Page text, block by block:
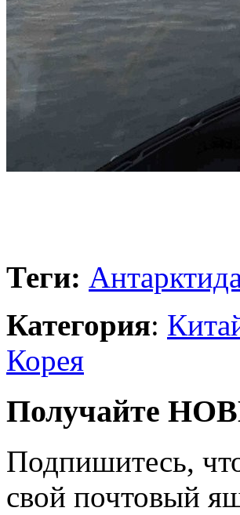
Теги:
Категория:
Корея
Получайте
Подпишитесь,
свой почтовый